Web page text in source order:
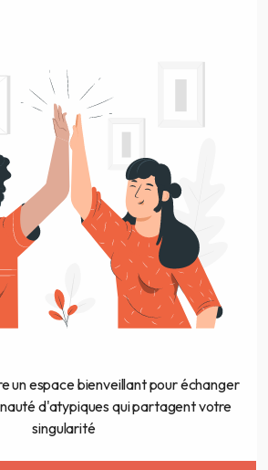
un espace bienveillant pour échanger
d'atypiques qui partagent votre
singularité